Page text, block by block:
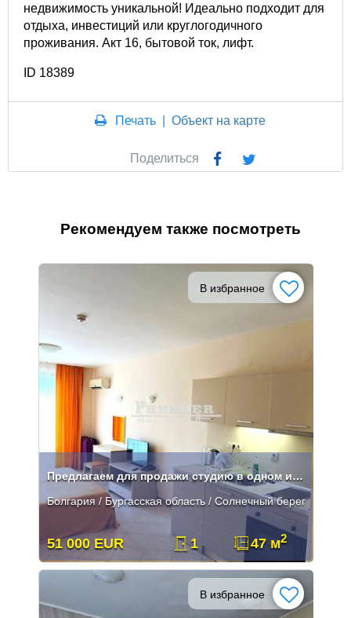
недвижимость уникальной! Идеально подходит для
отдыха, инвестиций или круглогодичного
проживания. Акт 16, бытовой ток, лифт.
ID 18389
Печать |Объект на карте
Поделиться
Рекомендуем также посмотреть
В избранное
Предлагаем для продажи студию в одном из самых шикарных Апарт Отел
Болгария / Бургасская область / Солнечный берег
51 000 EUR 1 47 м2
В избранное